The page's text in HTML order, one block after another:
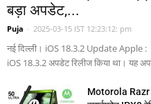
बड़ा अपडेट,...
Puja - 2025-03-15 IST 12:23:12: pm
नई दिल्ली। iOS 18.3.2 Update Apple
iOS 18.3.2 अपडेट रिलीज किया था। यह
Motorola